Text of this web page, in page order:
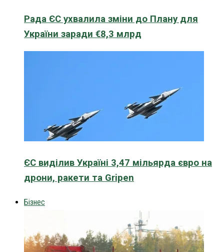
Рада ЄС ухвалила зміни до Плану для
України заради €8,3 млрд
ЄС виділив Україні 3,47 мільярда євро на
дрони, ракети та Gripen
Бізнес